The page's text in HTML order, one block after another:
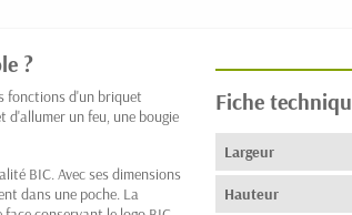
?
fonctions d'un briquet
d'allumer un feu, une bougie
BIC. Avec ses dimensions
dans une poche. La
Fiche
Largeur
Hauteur